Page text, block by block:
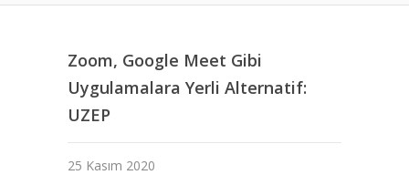
Zoom, Google Meet Gibi
Uygulamalara Yerli Alternatif:
UZEP
25 Kasım 2020